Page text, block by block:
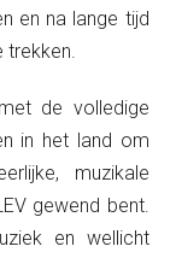
en na lange tijd
trekken.
de volledige
in het land om
muzikale
gewend bent.
en wellicht